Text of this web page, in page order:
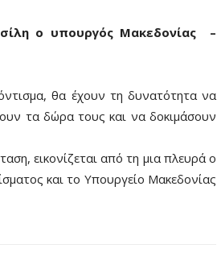
ο υπουργός Μακεδονίας –
θα έχουν τη δυνατότητα να
τα δώρα τους και να δοκιμάσουν
εικονίζεται από τη μια πλευρά ο
και το Υπουργείο Μακεδονίας